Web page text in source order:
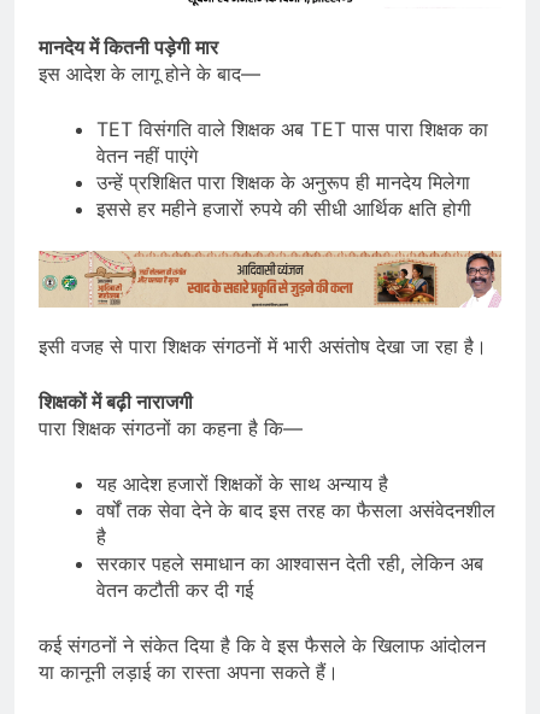
मानदेय में कितनी पड़ेगी मार
इस आदेश के लागू होने के बाद—
TET विसंगति वाले शिक्षक अब TET पास पारा शिक्षक का
वेतन नहीं पाएंगे
उन्हें प्रशिक्षित पारा शिक्षक के अनुरूप ही मानदेय मिलेगा
इससे हर महीने हजारों रुपये की सीधी आर्थिक क्षति होगी
इसी वजह से पारा शिक्षक संगठनों में भारी असंतोष देखा जा रहा है।
शिक्षकों में बढ़ी नाराजगी
पारा शिक्षक संगठनों का कहना है कि—
यह आदेश हजारों शिक्षकों के साथ अन्याय है
वर्षों तक सेवा देने के बाद इस तरह का फैसला असंवेदनशील
है
सरकार पहले समाधान का आश्वासन देती रही, लेकिन अब
वेतन कटौती कर दी गई
कई संगठनों ने संकेत दिया है कि वे इस फैसले के खिलाफ आंदोलन
या कानूनी लड़ाई का रास्ता अपना सकते हैं।